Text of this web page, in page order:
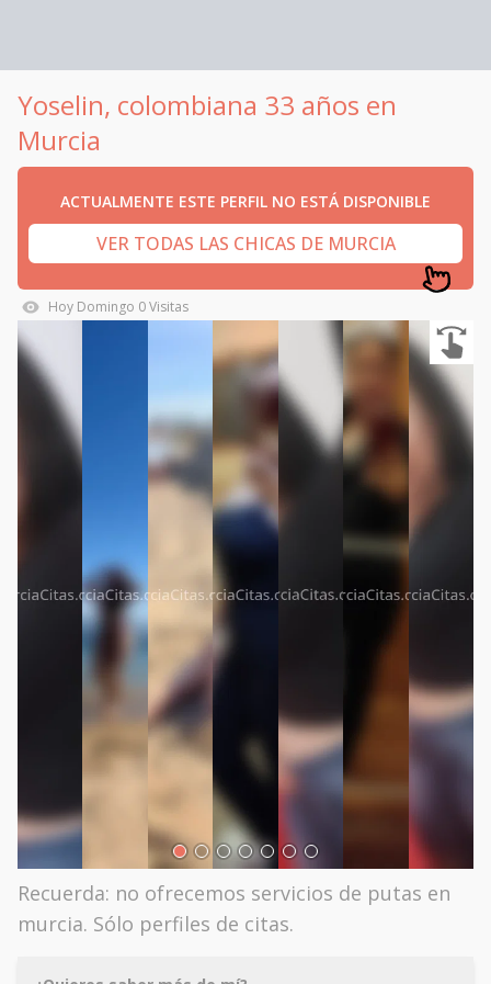
Yoselin, colombiana 33 años en
Murcia
ACTUALMENTE ESTE PERFIL NO ESTÁ DISPONIBLE
VER TODAS LAS CHICAS DE MURCIA
Hoy Domingo 0Visitas
Recuerda: no ofrecemos servicios de putas en
murcia. Sólo perfiles de citas.